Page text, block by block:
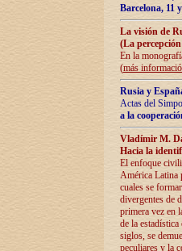
Barcelona, 11
La visión de
(La
En la
(más
Rusia y
Actas del
a la
Vladímir M.
Hacia la
El enfoque
América Latina
cuales se
divergentes de
primera vez en
de la
siglos, se
peculiares y la